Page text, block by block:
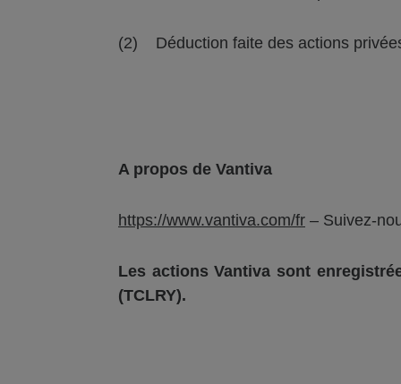
(2) Déduction faite des actions
A propos de Vantiva
https://www.vantiva.com/fr – Suivez-
Les actionsVantiva sont
(TCLRY).